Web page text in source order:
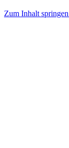
Zum Inhalt springen